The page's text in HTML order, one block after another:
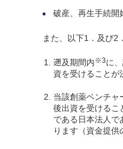
破産、再生手続開
また、以下1．及び2
遡及期間内※3に
資を受けることが
当該創薬ベンチャ
後出資を受けるこ
である日本法人で
ります（資金提